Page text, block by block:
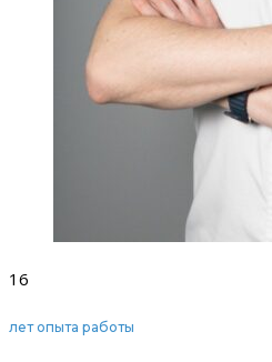
16
лет опыта работы